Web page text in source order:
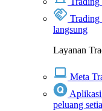
langsung
Layanan
Meta
peluang